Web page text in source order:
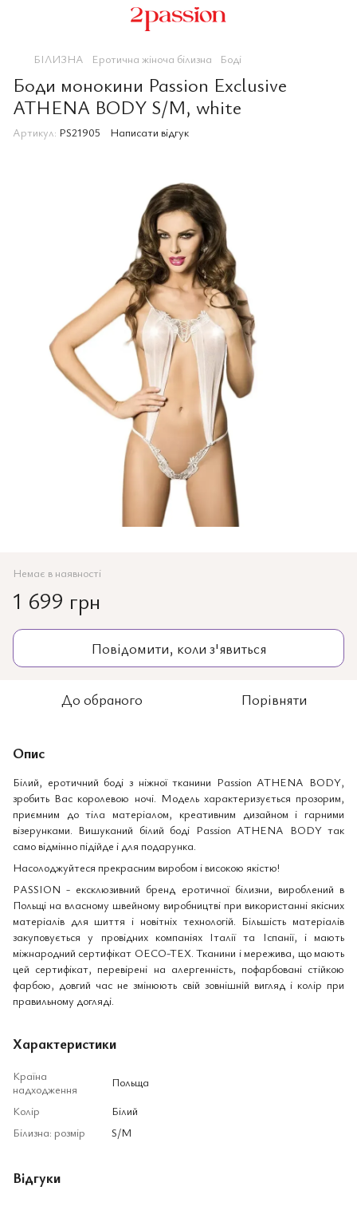
БІЛИЗНА Еротична жіноча білизна Боді
Боди монокини Passion Exclusive
ATHENA BODY S/M, white
Артикул: PS21905 Написати відгук
Немає в наявності
1 699 грн
Повідомити, коли з'явиться
До обраного Порівняти
Опис
Білий, еротичний боді з ніжної тканини Passion ATHENA BODY,
зробить Вас королевою ночі. Модель характеризується прозорим,
приємним до тіла матеріалом, креативним дизайном і гарними
візерунками. Вишуканий білий боді Passion ATHENA BODY так
само відмінно підійде і для подарунка.
Насолоджуйтеся прекрасним виробом і високою якістю!
PASSION - ексклюзивний бренд еротичної білизни, вироблений в
Польщі на власному швейному виробництві при використанні якісних
матеріалів для шиття і новітніх технологій. Більшість матеріалів
закуповується у провідних компаніях Італії та Іспанії, і мають
міжнародний сертифікат OECO-TEX. Тканини і мережива, що мають
цей сертифікат, перевірені на алергенність, пофарбовані стійкою
фарбою, довгий час не змінюють свій зовнішній вигляд і колір при
правильному догляді.
Характеристики
Країна
надходження
Польща
Колір
Білий
Білизна: розмір
S/M
Відгуки